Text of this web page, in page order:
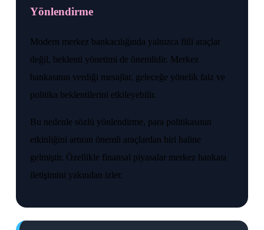
Yönlendirme
Modern merkez bankacılığında yalnızca fiili araçlar
değil, beklenti yönetimi de önemlidir. Merkez
bankasının verdiği mesajlar, geleceğe yönelik faiz ve
politika beklentilerini etkileyebilir.
Bu nedenle sözlü yönlendirme, para politikasının
etkinliğini artıran önemli araçlardan biri haline
gelmiştir. Özellikle finansal piyasalar merkez bankası
iletişimini yakından izler.